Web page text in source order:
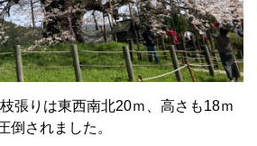
張りは東西南北20ｍ、高さも18ｍ
倒されました。